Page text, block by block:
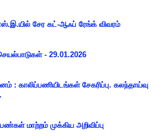
சேர கட்-ஆஃப் ரேங்க் விவரம்
- 29.01.2026
: காலிப்பணியிடங்கள் சேகரிப்பு. கலந்தாய்வு
மாற்றம் முக்கிய அறிவிப்பு